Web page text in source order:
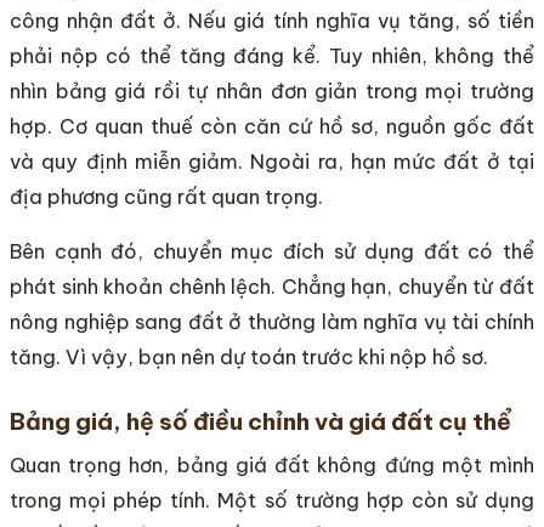
công nhận đất ở. Nếu giá tính nghĩa vụ tăng, số tiền
phải nộp có thể tăng đáng kể. Tuy nhiên, không thể
nhìn bảng giá rồi tự nhân đơn giản trong mọi trường
hợp. Cơ quan thuế còn căn cứ hồ sơ, nguồn gốc đất
và quy định miễn giảm. Ngoài ra, hạn mức đất ở tại
địa phương cũng rất quan trọng.
Bên cạnh đó, chuyển mục đích sử dụng đất có thể
phát sinh khoản chênh lệch. Chẳng hạn, chuyển từ đất
nông nghiệp sang đất ở thường làm nghĩa vụ tài chính
tăng. Vì vậy, bạn nên dự toán trước khi nộp hồ sơ.
Bảng giá, hệ số điều chỉnh và giá đất cụ thể
Quan trọng hơn, bảng giá đất không đứng một mình
trong mọi phép tính. Một số trường hợp còn sử dụng